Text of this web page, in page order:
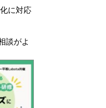
に対応
談がよ